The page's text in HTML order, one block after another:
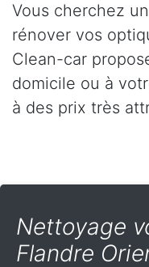
Vous cherchez
rénover vos
Clean-car
domicile ou à
à des prix très
Nettoyage
Flandre